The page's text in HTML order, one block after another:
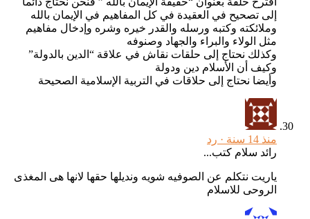
إلى تصحيح في العقيدة في كل المفاهيم في الإيمان بالله
وملائكته وكتبه ورسله والقدر خيره وشره وإدخال مفاهيم
مثل الولاء والبراء والجهاد وصنوفه
وكذلك نحتاج إلى حلقات نقاش في علاقة “الدين بالدولة”
وكيف أن الأسلام دين ودولة
وأيضا نحتاج إلى حلاقات في التربية الإسلامية الصحيحة
رد
رائد سلام كتب...
ياريت نتكلم عن الصوفيه شويه ونديلها حقها لانها هى المغذى
الروحى للاسلام